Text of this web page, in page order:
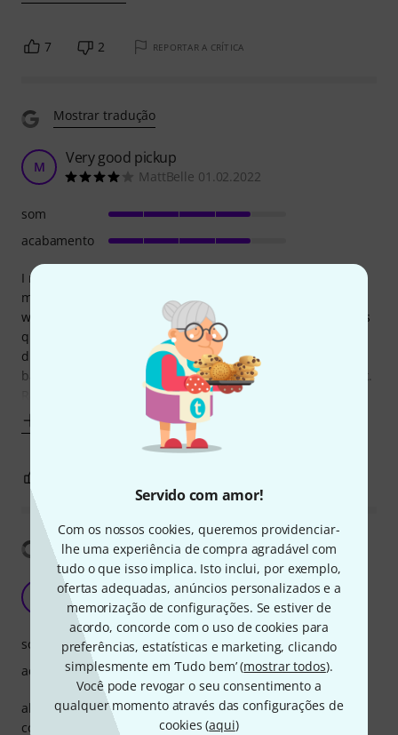
Servido com amor!
Com os nossos cookies, queremos providenciar-
lhe uma experiência de compra agradável com
tudo o que isso implica. Isto inclui, por exemplo,
ofertas adequadas, anúncios personalizados e a
memorização de configurações. Se estiver de
acordo, concorde com o uso de cookies para
preferências, estatísticas e marketing, clicando
simplesmente em ‘Tudo bem’ (mostrar todos).
Você pode revogar o seu consentimento a
qualquer momento através das configurações de
cookies (aqui)
7 2 REPORTAR A CRÍTICA
Mostrar tradução
M Very good pickup
MattBelle 01.02.2022
I moved from an LR Bags M1a to this pickup, hoping for a
more natural acoustic sound. This certainly achieves that
when you hit the right blend balance, more mic means less
quack, but unfortunately also means I get a whole lot of
drums down the acoustic channel too. I've found a good
balance of about 60% Pickup 40% mic which seems to work.
Rating 4* as its grip on the
som
acabamento
Mostrar tradução
Stunning clarity
dazza97 19.11.2021
abosoltule stunning sound from this mic, mix it with a
condenser mic for the fret sounds and youve got an
som
acabamento